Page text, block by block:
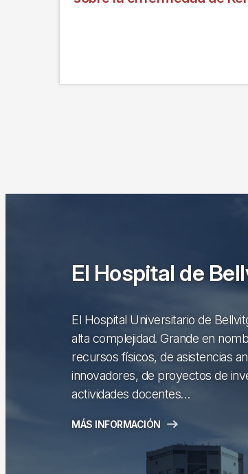
El Hospital de
El Hospital Universitario de
alta complejidad. Grande en
recursos físicos, de asistencias
innovadores, de proyectos de
actividades docentes…
MÁS INFORMACIÓN